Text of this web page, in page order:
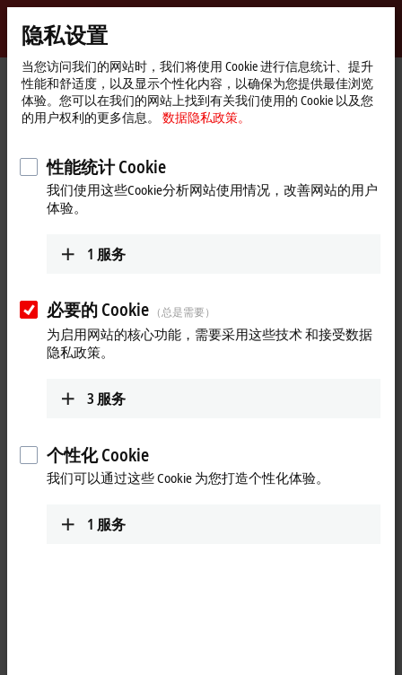
Beckhoff
-
自
动
化
技
术
Start
page
公司简介
最新资讯
AF1000：适用于中低功率的紧凑型变频器
Video
2025年3月27日
AF1000：适用于中低功率的紧凑
构紧凑且高度集成的设备适用于实现由不带反馈系统的同步电
机、异步电机和磁阻电机构成的驱动轴。
更多关于此视频的信息
隐私设置
当您访问我们的网站时，我们将使用 Cookie 进行信息统计、提升
性能和舒适度，以及显示个性化内容，以确保为您提供最佳浏览
体验。您可以在我们的网站上找到有关我们使用的 Cookie 以及您
的用户权利的更多信息。
数据隐私政策。
性能统计 Cookie
我们使用这些Cookie分析网站使用情况，改善网站的用户
体验。
1 服务
必要的 Cookie （总是需要）
为启用网站的核心功能，需要采用这些技术 和接受数据
隐私政策。
3 服务
个性化 Cookie
我们可以通过这些 Cookie 为您打造个性化体验。
1 服务